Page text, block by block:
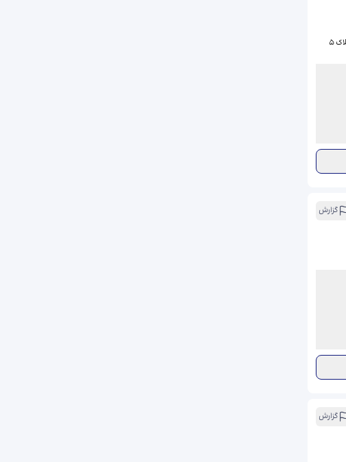
استان تهران، تهران، اندیشه - جوانمردان، خدابخش، ​کوچه میثم، کوچه خدابخش پلاک ۵
گزارش
گزارش